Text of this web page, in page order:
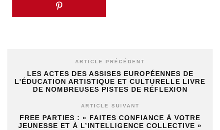
ARTICLE PRÉCÉDENT
LES ACTES DES ASSISES EUROPÉENNES DE
L’ÉDUCATION ARTISTIQUE ET CULTURELLE LIVRE
DE NOMBREUSES PISTES DE RÉFLEXION
ARTICLE SUIVANT
FREE PARTIES : « FAITES CONFIANCE À VOTRE
JEUNESSE ET À L’INTELLIGENCE COLLECTIVE »